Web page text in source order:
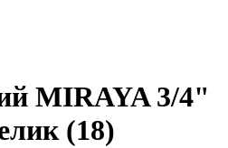
MIRAYA 3/4"
(18)